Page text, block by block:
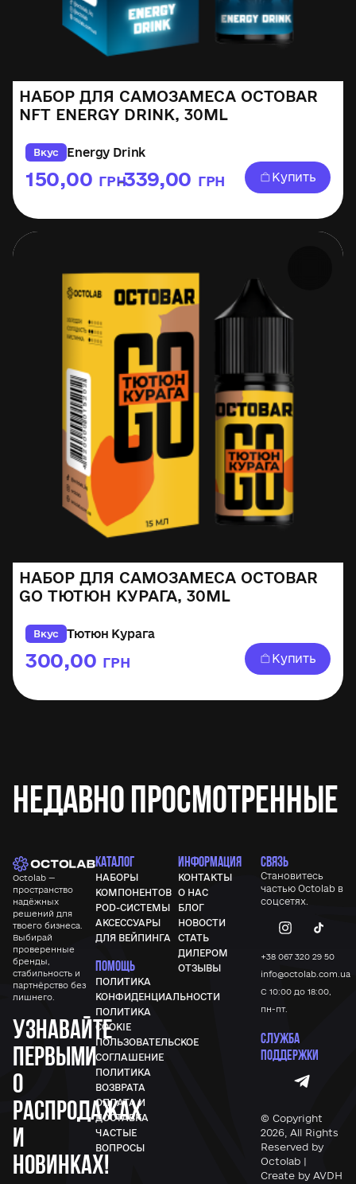
НАБОР ДЛЯ САМОЗАМЕСА OCTOBAR
NFT ENERGY DRINK, 30ML
Вкус Energy Drink
150,00 ГРН
–339,00 ГРН Купить
НАБОР ДЛЯ САМОЗАМЕСА OCTOBAR
GO ТЮТЮН КУРАГА, 30ML
Вкус Тютюн Курага
300,00 ГРН Купить
Недавно просмотренные
Octolab —
пространство
надёжных
решений для
твоего бизнеса.
Выбирай
проверенные
бренды,
стабильность и
партнёрство без
лишнего.
Узнавайте
первыми
о
распродажах
и
новинках!
КАТАЛОГ
НАБОРЫ
КОМПОНЕНТОВ
POD-СИСТЕМЫ
АКСЕССУАРЫ
ДЛЯ ВЕЙПИНГА
ПОМОЩЬ
ПОЛИТИКА
КОНФИДЕНЦИАЛЬНОСТИ
ПОЛИТИКА
COOKIE
ПОЛЬЗОВАТЕЛЬСКОЕ
СОГЛАШЕНИЕ
ПОЛИТИКА
ВОЗВРАТА
ОПЛАТА И
ДОСТАВКА
ЧАСТЫЕ
ВОПРОСЫ
ИНФОРМАЦИЯ
КОНТАКТЫ
О НАС
БЛОГ
НОВОСТИ
СТАТЬ
ДИЛЕРОМ
ОТЗЫВЫ
СВЯЗЬ
Становитесь
частью Octolab в
соцсетях.
+38 067 320 29 50
info@octolab.com.ua
С 10:00 до 18:00,
пн-пт.
СЛУЖБА
ПОДДЕРЖКИ
© Copyright
2026, All Rights
Reserved by
Octolab |
Create by AVDH